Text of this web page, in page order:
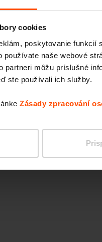
cookies
poskytovanie
používate naše webové
partneri môžu príslušné
ste používali ich služby.
Zásady zpracování
Aureo s
boli doplnené
Radium. Okrem
zábradlia a
de Paris,
celý rad ďalších
v Roissy i Orly.